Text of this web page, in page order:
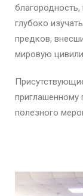
глубоко
предков,
мировую
приглашенному
полезного